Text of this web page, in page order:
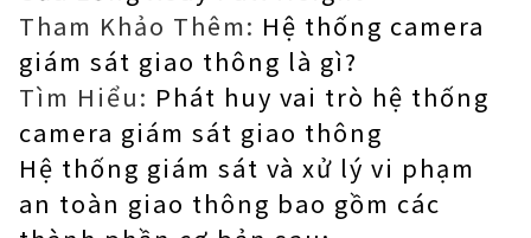
Tham Khảo Thêm: Hệ thống camera
giám sát giao thông là gì?
Tìm Hiểu: Phát huy vai trò hệ thống
camera giám sát giao thông
Hệ thống giám sát và xử lý vi phạm
an toàn giao thông bao gồm các